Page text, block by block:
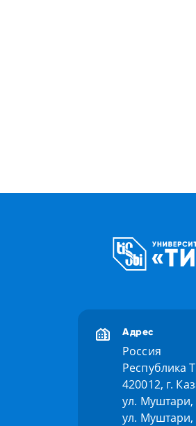
Адрес
Россия
Республика
420012, г.
ул. Муштари,
ул. Муштари,